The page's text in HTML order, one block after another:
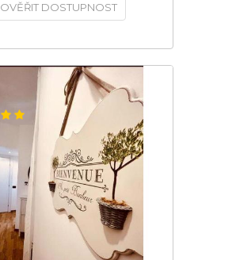
OVĚŘIT DOSTUPNOST